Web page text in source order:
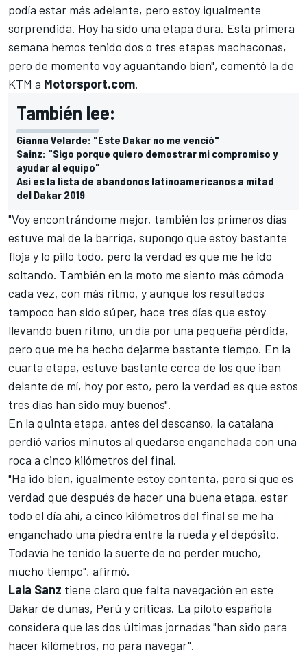
podía estar más adelante, pero estoy igualmente
sorprendida. Hoy ha sido una etapa dura. Esta primera
semana hemos tenido dos o tres etapas machaconas,
pero de momento voy aguantando bien", comentó la de
KTM a Motorsport.com.
También lee:
Gianna Velarde: "Este Dakar no me venció"
Sainz: "Sigo porque quiero demostrar mi compromiso y
ayudar al equipo"
Así es la lista de abandonos latinoamericanos a mitad
del Dakar 2019
"Voy encontrándome mejor, también los primeros días
estuve mal de la barriga, supongo que estoy bastante
floja y lo pillo todo, pero la verdad es que me he ido
soltando. También en la moto me siento más cómoda
cada vez, con más ritmo, y aunque los resultados
tampoco han sido súper, hace tres días que estoy
llevando buen ritmo, un día por una pequeña pérdida,
pero que me ha hecho dejarme bastante tiempo. En la
cuarta etapa, estuve bastante cerca de los que iban
delante de mí, hoy por esto, pero la verdad es que estos
tres días han sido muy buenos".
En la quinta etapa, antes del descanso, la catalana
perdió varios minutos al quedarse enganchada con una
roca a cinco kilómetros del final.
"Ha ido bien, igualmente estoy contenta, pero sí que es
verdad que después de hacer una buena etapa, estar
todo el día ahí, a cinco kilómetros del final se me ha
enganchado una piedra entre la rueda y el depósito.
Todavía he tenido la suerte de no perder mucho,
mucho tiempo", afirmó.
Laia Sanz tiene claro que falta navegación en este
Dakar de dunas, Perú y críticas. La piloto española
considera que las dos últimas jornadas "han sido para
hacer kilómetros, no para navegar".